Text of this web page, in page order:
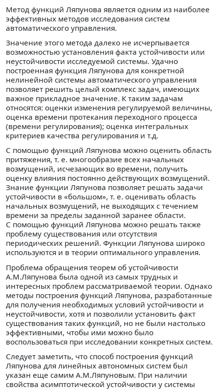
Метод функций Ляпунова является одним из наиболее
эффективных методов исследования систем
автоматического управления.
Значение этого метода далеко не исчерпывается
возможностью установления факта устойчивости или
неустойчивости исследуемой системы. Удачно
построенная функция Ляпунова для конкретной
нелинейной системы автоматического управления
позволяет решить целый комплекс задач, имеющих
важное прикладное значение. К таким задачам
относятся: оценки изменения регулируемой величины,
оценка времени протекания переходного процесса
(времени регулирования); оценка интегральных
критериев качества регулирования и т.д.
С помощью функций Ляпунова можно оценить область
притяжения, т. е. многообразие всех начальных
возмущений, исчезающих во времени, получить
оценку влияния постоянно действующих возмущений.
Знание функции Ляпунова позволяет решать задачи
устойчивости в «большом», т. е. оценивать область
начальных возмущений, не выходящих с течением
времени за пределы заданной заранее области.
С помощью функций Ляпунова можно решать также
проблему существования или отсутствия
периодических решений. Функции Ляпунова широко
используются и в теории оптимального управления.
Проблема обращения теорем об устойчивости
А.М.Ляпунова была одной из самых трудных и
интересных проблем рассматриваемой теории. Однако
методы построения функций Ляпунова, разработанные
для получения необходимых условий устойчивости и
неустойчивости, хотя и позволили установить факт
существования таких функций, но не были настолько
эффективными, чтобы ими можно было
воспользоваться при исследовании конкретных систем.
Следует заметить, что способ построения функций
Ляпунова для линейных автономных систем был
указан еще самим А.М.Ляпуновым. При наличии
свойства асимптотической устойчивости у системы